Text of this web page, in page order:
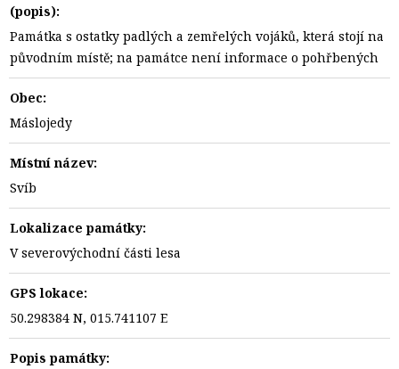
(popis):
Památka s ostatky padlých a zemřelých vojáků, která stojí na
původním místě; na památce není informace o pohřbených
Obec:
Máslojedy
Místní název:
Svíb
Lokalizace památky:
V severovýchodní části lesa
GPS lokace:
50.298384 N, 015.741107 E
Popis památky: